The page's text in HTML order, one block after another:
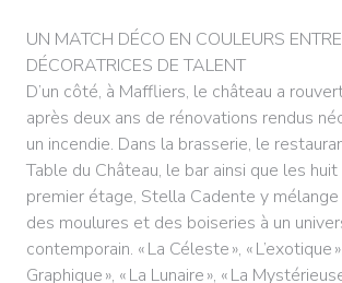
UN MATCH DÉCO EN COULEURS
DÉCORATRICES DE TALENT
D’un côté, à Maffliers, le château a
après deux ans de rénovations rendus
un incendie. Dans la brasserie, le
Table du Château, le bar ainsi que les
premier étage, Stella Cadente y
des moulures et des boiseries à un
contemporain. « La Céleste », « L’exotique
Graphique », « La Lunaire », « La